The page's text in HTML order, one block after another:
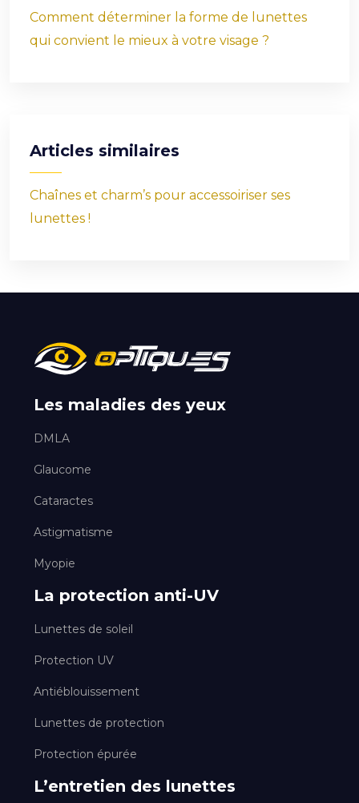
Comment déterminer la forme de lunettes
qui convient le mieux à votre visage ?
Articles similaires
Chaînes et charm’s pour accessoiriser ses
lunettes !
Les maladies des yeux
DMLA
Glaucome
Cataractes
Astigmatisme
Myopie
La protection anti-UV
Lunettes de soleil
Protection UV
Antiéblouissement
Lunettes de protection
Protection épurée
L’entretien des lunettes